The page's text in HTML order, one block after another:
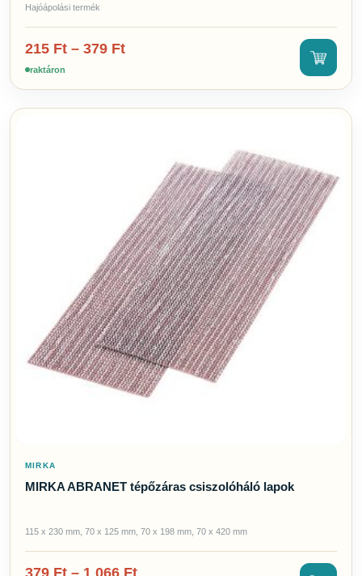
Hajóápolási termék
215 Ft – 379 Ft
raktáron
MIRKA
MIRKA ABRANET tépőzáras csiszolóháló lapok
115 x 230 mm, 70 x 125 mm, 70 x 198 mm, 70 x 420 mm